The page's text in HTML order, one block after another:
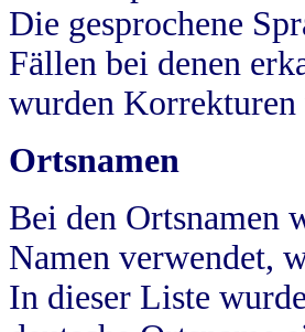
Die gesprochene
Fällen bei denen
wurden Korrekturen
Ortsnamen
Bei den Ortsnamen
Namen verwendet,
In dieser Liste